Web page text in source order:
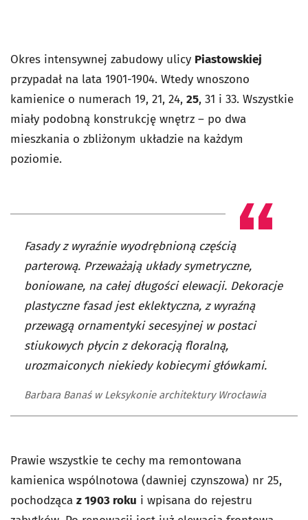
Okres intensywnej zabudowy ulicy Piastowskiej
przypadał na lata 1901-1904. Wtedy wnoszono
kamienice o numerach 19, 21, 24, 25, 31 i 33. Wszystkie
miały podobną konstrukcję wnętrz – po dwa
mieszkania o zbliżonym układzie na każdym
poziomie.
Fasady z wyraźnie wyodrębnioną częścią
parterową. Przeważają układy symetryczne,
boniowane, na całej długości elewacji. Dekoracje
plastyczne fasad jest eklektyczna, z wyraźną
przewagą ornamentyki secesyjnej w postaci
stiukowych płycin z dekoracją floralną,
urozmaiconych niekiedy kobiecymi główkami.
Barbara Banaś w Leksykonie architektury Wrocławia
Prawie wszystkie te cechy ma remontowana
kamienica wspólnotowa (dawniej czynszowa) nr 25,
pochodząca z 1903 roku i wpisana do rejestru